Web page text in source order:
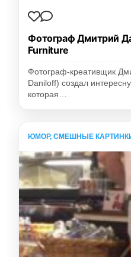
Фотограф Дмитрий
Furniture
Фотограф-креативщик
Daniloff) создал
которая…
ЮМОР, СМЕШНЫЕ